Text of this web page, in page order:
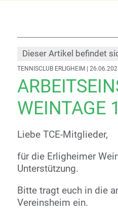
Dieser Artikel befindet
TENNISCLUB ERLIGHEIM |
WEINTAGE
Liebe TCE-Mitglieder,
für die Erligheimer
Unterstützung.
Bitte tragt euch in die
Vereinsheim ein.